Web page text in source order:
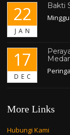
22
JAN
Bakti
17
DEC
More Links
Hubungi Kami